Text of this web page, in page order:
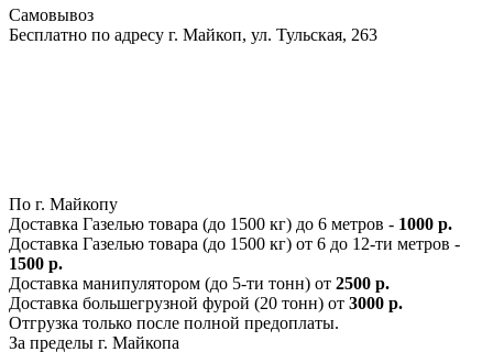
Самовывоз
Бесплатно по адресу г. Майкоп, ул. Тульская, 263
По г. Майкопу
Доставка Газелью товара (до 1500 кг) до 6 метров - 1000 р.
Доставка Газелью товара (до 1500 кг) от 6 до 12-ти метров -
1500 р.
Доставка манипулятором (до 5-ти тонн) от 2500 р.
Доставка большегрузной фурой (20 тонн) от 3000 р.
Отгрузка только после полной предоплаты.
За пределы г. Майкопа